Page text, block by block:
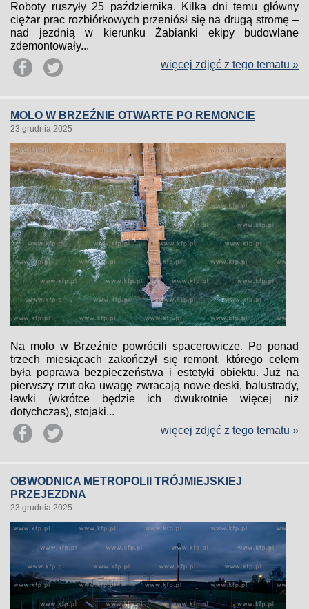
Roboty ruszyły 25 października. Kilka dni temu główny
ciężar prac rozbiórkowych przeniósł się na drugą stromę –
nad jezdnią w kierunku Żabianki ekipy budowlane
zdemontowały...
więcej zdjęć z tego tematu »
MOLO W BRZEŹNIE OTWARTE PO REMONCIE
23 grudnia 2025
Na molo w Brzeźnie powrócili spacerowicze. Po ponad
trzech miesiącach zakończył się remont, którego celem
była poprawa bezpieczeństwa i estetyki obiektu. Już na
pierwszy rzut oka uwagę zwracają nowe deski, balustrady,
ławki (wkrótce będzie ich dwukrotnie więcej niż
dotychczas), stojaki...
więcej zdjęć z tego tematu »
OBWODNICA METROPOLII TRÓJMIEJSKIEJ
PRZEJEZDNA
23 grudnia 2025